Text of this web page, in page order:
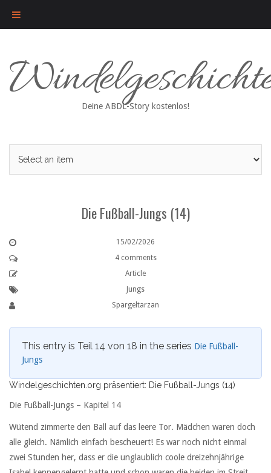
content
Deine ABDL-Story kostenlos!
Die Fußball-Jungs (14)
15/02/2026
4 comments
Article
Jungs
Spargeltarzan
This entry is Teil 14 von 18 in the series Die Fußball-
Jungs
Windelgeschichten.org präsentiert: Die Fußball-Jungs (14)
Die Fußball-Jungs – Kapitel 14
Wütend zimmerte den Ball auf das leere Tor. Mädchen waren doch
alle gleich. Nämlich einfach bescheuert! Es war noch nicht einmal
zwei Stunden her, dass er die unglaublich coole dreizehnjährige